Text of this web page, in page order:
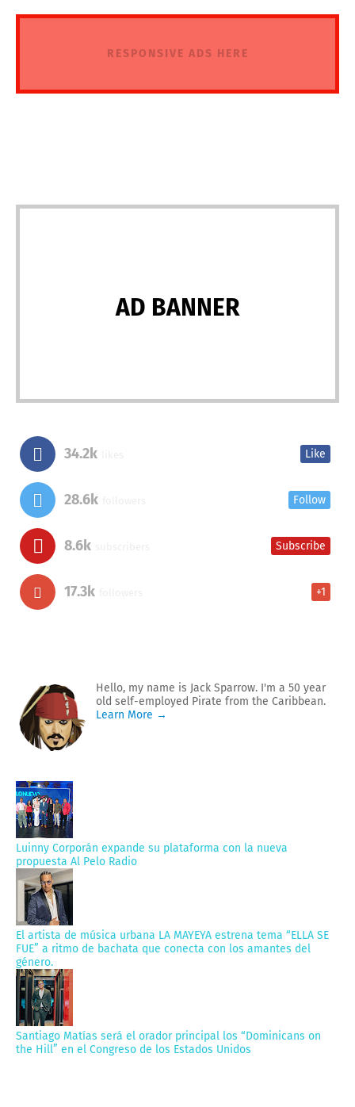
RESPONSIVE ADS HERE
AD BANNER
34.2k Like
28.6k Follow
8.6k Subscribe
17.3k +1
Hello, my name is Jack Sparrow. I'm a 50 year
old self-employed Pirate from the Caribbean.
Learn More →
Luinny Corporán expande su plataforma con la nueva
propuesta Al Pelo Radio
El artista de música urbana LA MAYEYA estrena tema “ELLA SE
FUE” a ritmo de bachata que conecta con los amantes del
género.
Santiago Matías será el orador principal los “Dominicans on
the Hill” en el Congreso de los Estados Unidos